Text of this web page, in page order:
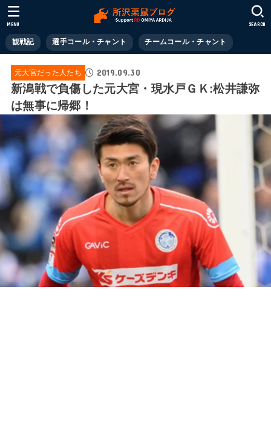
観戦記 選手コール・チャント チームコール・チャント
SEARCH
MENU
元大宮だった人たち 2019.09.30
新潟戦で負傷した元大宮・現水戸ＧＫ:松井謙弥
は無事に帰郷！